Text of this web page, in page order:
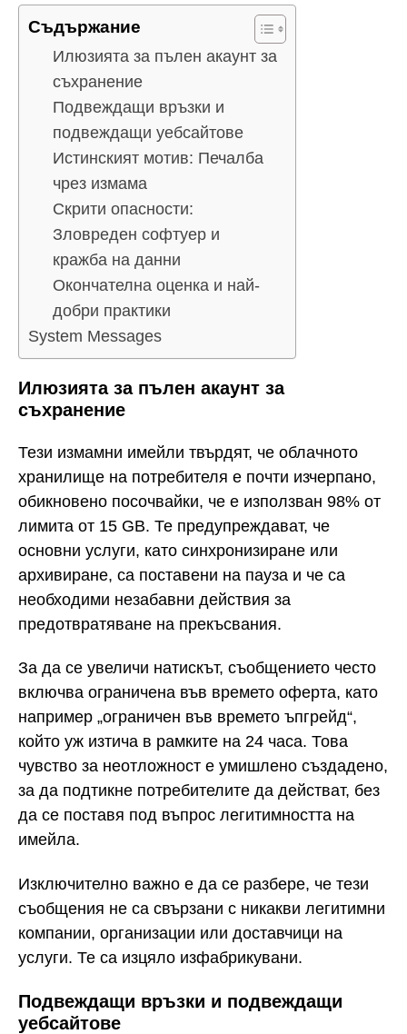
Съдържание
Илюзията за пълен акаунт за
съхранение
Подвеждащи връзки и
подвеждащи уебсайтове
Истинският мотив: Печалба
чрез измама
Скрити опасности:
Зловреден софтуер и
кражба на данни
Окончателна оценка и най-
добри практики
System Messages
Илюзията за пълен акаунт за
съхранение
Тези измамни имейли твърдят, че облачното
хранилище на потребителя е почти изчерпано,
обикновено посочвайки, че е използван 98% от
лимита от 15 GB. Те предупреждават, че
основни услуги, като синхронизиране или
архивиране, са поставени на пауза и че са
необходими незабавни действия за
предотвратяване на прекъсвания.
За да се увеличи натискът, съобщението често
включва ограничена във времето оферта, като
например „ограничен във времето ъпгрейд“,
който уж изтича в рамките на 24 часа. Това
чувство за неотложност е умишлено създадено,
за да подтикне потребителите да действат, без
да се поставя под въпрос легитимността на
имейла.
Изключително важно е да се разбере, че тези
съобщения не са свързани с никакви легитимни
компании, организации или доставчици на
услуги. Те са изцяло изфабрикувани.
Подвеждащи връзки и подвеждащи
уебсайтове